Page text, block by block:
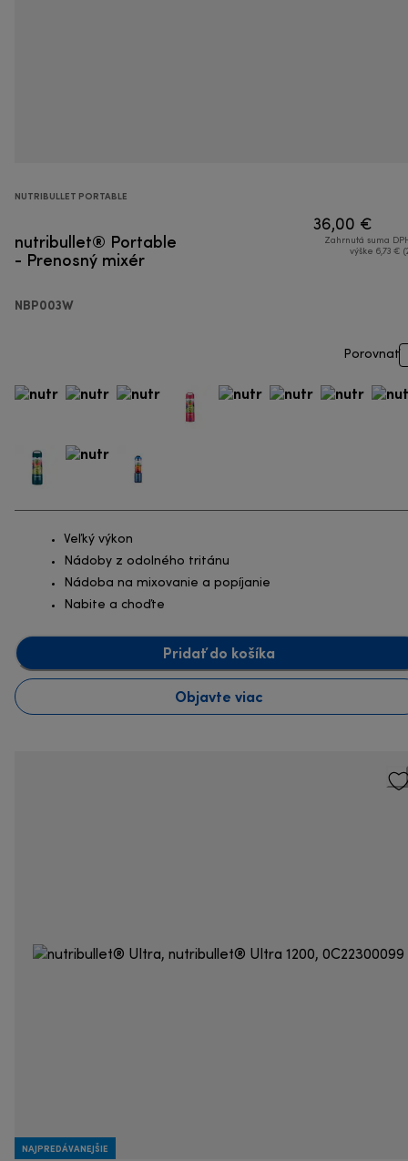
NUTRIBULLET PORTABLE
nutribullet® Portable
- Prenosný mixér
NBP003W
36,00 €
Zahrnutá suma
výške 6,73 €
Porovnať
Veľký výkon
Nádoby z odolného tritánu
Nádoba na mixovanie a popíjanie
Nabite a choďte
Pridať do košíka
Objavte viac
NAJPREDÁVANEJŠIE